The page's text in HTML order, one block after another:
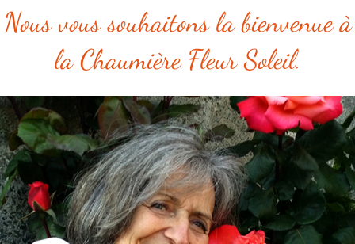
Nous vous souhaitons la bienvenue à
la Chaumière Fleur Soleil.